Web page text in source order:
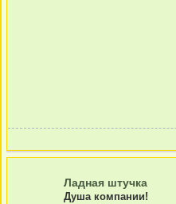
Ладная штучка
Душа компании!